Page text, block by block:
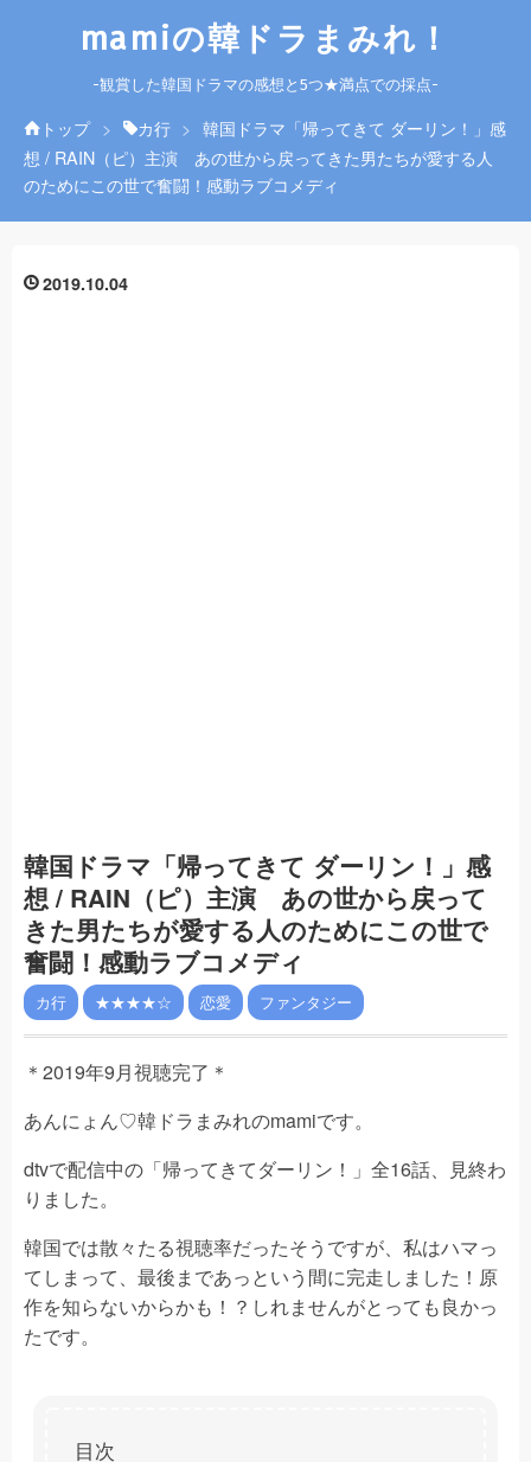
mamiの韓ドラまみれ！
-観賞した韓国ドラマの感想と5つ★満点での採点-
トップ > カ行 > 韓国ドラマ「帰ってきて ダーリン！」感
想 / RAIN（ピ）主演 あの世から戻ってきた男たちが愛する人
のためにこの世で奮闘！感動ラブコメディ
2019 10 04
韓国ドラマ「帰ってきて ダーリン！」感
想 / RAIN（ピ）主演 あの世から戻って
きた男たちが愛する人のためにこの世で
奮闘！感動ラブコメディ
カ行 ★★★★☆ 恋愛 ファンタジー
＊2019年9月視聴完了＊
あんにょん♡韓ドラまみれのmamiです。
dtvで配信中の「帰ってきてダーリン！」全16話、見終わ
りました。
韓国では散々たる視聴率だったそうですが、私はハマっ
てしまって、最後まであっという間に完走しました！原
作を知らないからかも！？しれませんがとっても良かっ
たです。